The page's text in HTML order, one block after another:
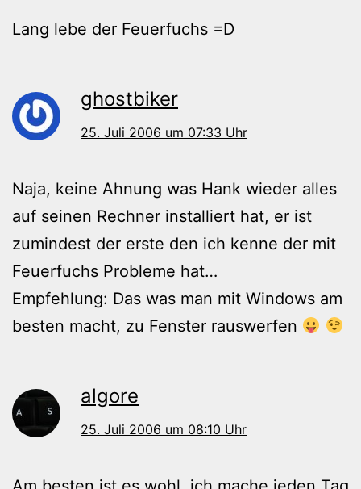
Lang lebe der Feuerfuchs =D
ghostbiker
25. Juli 2006 um 07:33 Uhr
Naja, keine Ahnung was Hank wieder alles
auf seinen Rechner installiert hat, er ist
zumindest der erste den ich kenne der mit
Feuerfuchs Probleme hat…
Empfehlung: Das was man mit Windows am
besten macht, zu Fenster rauswerfen
algore
25. Juli 2006 um 08:10 Uhr